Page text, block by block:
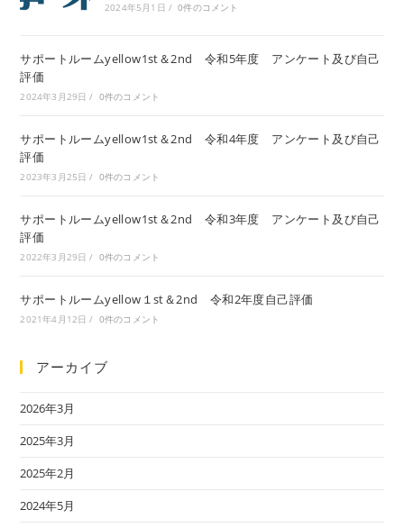
2024年5月1日 / 0件のコメント
サポートルームyellow1st＆2nd 令和5年度 アンケート及び自己
評価
2024年3月29日 / 0件のコメント
サポートルームyellow1st＆2nd 令和4年度 アンケート及び自己
評価
2023年3月25日 / 0件のコメント
サポートルームyellow1st＆2nd 令和3年度 アンケート及び自己
評価
2022年3月29日 / 0件のコメント
サポートルームyellow１st＆2nd 令和2年度自己評価
2021年4月12日 / 0件のコメント
アーカイブ
2026年3月
2025年3月
2025年2月
2024年5月